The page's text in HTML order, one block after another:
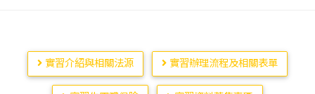
實習介紹與相關法源 實習辦理流程及相關表單